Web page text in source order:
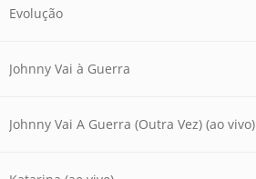
Evolução
Johnny Vai à Guerra
Johnny Vai A Guerra (Outra Vez) (ao vivo)